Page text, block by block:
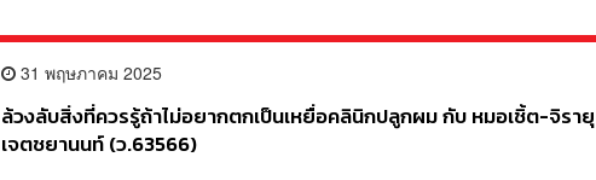
31 พฤษภาคม 2025
ล้วงลับสิ่งที่ควรรู้ถ้าไม่อยากตกเป็นเหยื่อคลินิกปลูกผม กับ หมอเชิ้ต-จิรายุ
เจตชยานนท์ (ว.63566)